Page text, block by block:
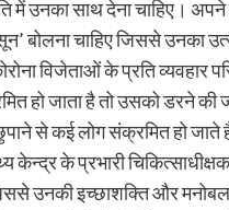
में उनका साथ देना चाहिए।
बोलना चाहिए जिससे उनका
विजेताओं के प्रति व्यवहार
हो जाता है तो उसको डरने
से कई लोग संक्रमित हो जाते
केन्द्र के प्रभारी
उनकी इच्छाशक्ति और